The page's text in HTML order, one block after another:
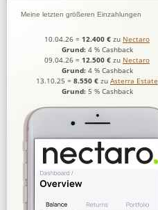
Meine letzten größeren Einzahlungen
10.04.26 = 12.400 € zu Nectaro
Grund: 4 % Cashback
09.04.26 = 12.500 € zu Nectaro
Grund: 4 % Cashback
13.10.25 = 8.550 € zu Asterra Estate
Grund: 5 % Cashback